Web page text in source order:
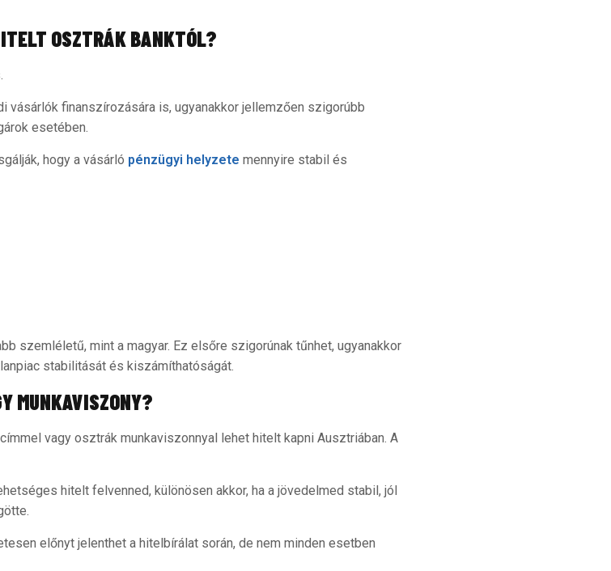
OSZTRÁK BANKTÓL?
finanszírozására is, ugyanakkor jellemzően szigorúbb
esetében.
hogy a vásárló pénzügyi helyzete mennyire stabil és
szemléletű, mint a magyar. Ez elsőre szigorúnak tűnhet, ugyanakkor
stabilitását és kiszámíthatóságát.
MUNKAVISZONY?
vagy osztrák munkaviszonnyal lehet hitelt kapni Ausztriában. A
hitelt felvenned, különösen akkor, ha a jövedelmed stabil, jól
előnyt jelenthet a hitelbírálat során, de nem minden esetben